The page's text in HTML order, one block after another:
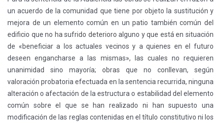
un acuerdo de la comunidad que tiene por objeto la sustitución y
mejora de un elemento común en un patio también común del
edificio que no ha sufrido deterioro alguno y que está en situación
de «beneficiar a los actuales vecinos y a quienes en el futuro
deseen engancharse a las mismas», las cuales no requieren
unanimidad sino mayoría; obras que no conllevan, según
valoración probatoria efectuada en la sentencia recurrida, ninguna
alteración o afectación de la estructura o estabilidad del elemento
común sobre el que se han realizado ni han supuesto una
modificación de las reglas contenidas en el título constitutivo ni los